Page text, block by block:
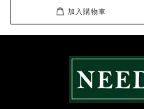
加入購物車